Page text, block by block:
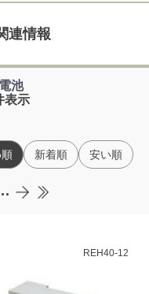
連情報
池
表示
新着順 安い順
REH40-12